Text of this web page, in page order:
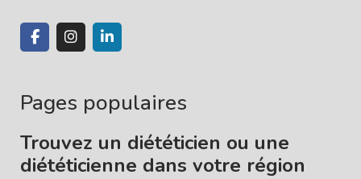
Pages populaires
Trouvez un diététicien ou une
diététicienne dans votre région